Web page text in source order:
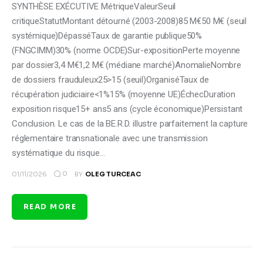
SYNTHÈSE EXÉCUTIVE MétriqueValeurSeuil
critiqueStatutMontant détourné (2003-2008)85 M€50 M€ (seuil
systémique)DépasséTaux de garantie publique50%
(FNGCIMM)30% (norme OCDE)Sur-expositionPerte moyenne
par dossier3,4 M€1,2 M€ (médiane marché)AnomalieNombre
de dossiers frauduleux25>15 (seuil)OrganiséTaux de
récupération judiciaire<1%15% (moyenne UE)ÉchecDuration
exposition risque15+ ans5 ans (cycle économique)Persistant
Conclusion. Le cas de la BE.R.D. illustre parfaitement la capture
réglementaire transnationale avec une transmission
systématique du risque…
01/11/2026 0 BY OLEG TURCEAC
READ MORE